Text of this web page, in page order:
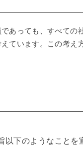
あっても、すべての
ています。この考え
下のようなことを